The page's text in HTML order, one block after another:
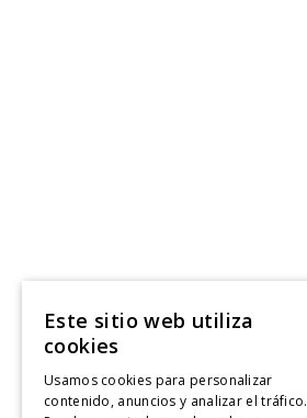
Este sitio web utiliza
cookies
Usamos cookies para personalizar
contenido, anuncios y analizar el tráfico.